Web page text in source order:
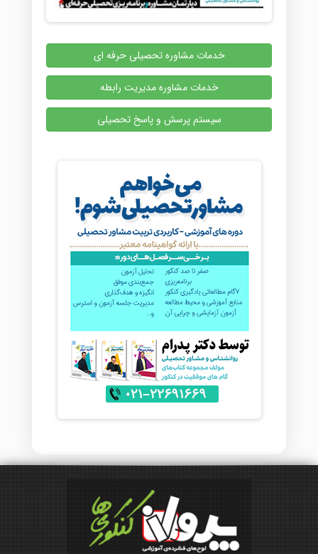
خدمات مشاوره تحصیلی حرفه ای
خدمات مشاوره مدیریت رابطه
سیستم پرسش و پاسخ تحصیلی